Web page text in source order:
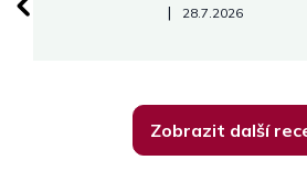
Hodnocení obchodu je 5 z 5
| 28.7.2026
Zobrazit další